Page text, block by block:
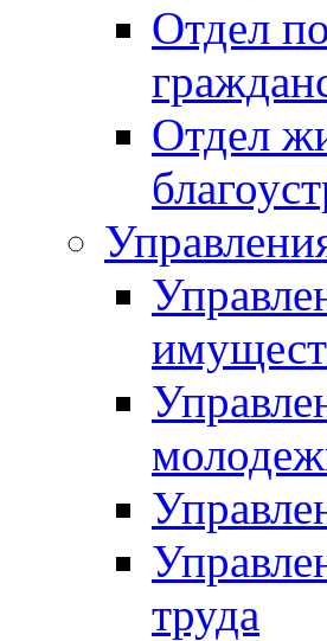
Отдел
Отдел
труда